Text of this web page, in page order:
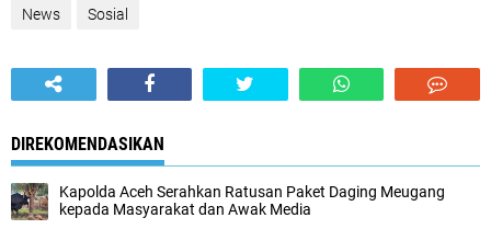
News Sosial
DIREKOMENDASIKAN
Kapolda Aceh Serahkan Ratusan Paket Daging Meugang
kepada Masyarakat dan Awak Media